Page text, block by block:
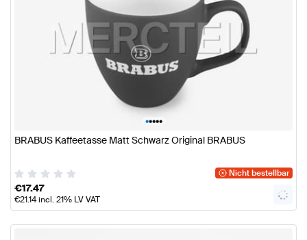
•••••
BRABUS Kaffeetasse Matt Schwarz Original BRABUS
Nicht bestellbar
€17.47
€21.14incl. 21% LV VAT